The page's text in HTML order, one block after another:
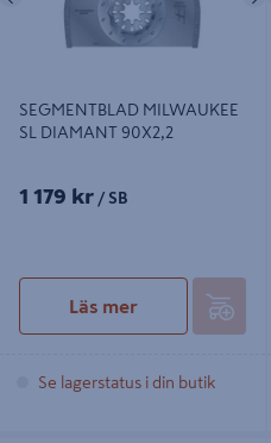
SEGMENTBLAD MILWAUKEE
SL DIAMANT 90X2,2
1 179 kr / SB
Läs mer
Se lagerstatus i din butik